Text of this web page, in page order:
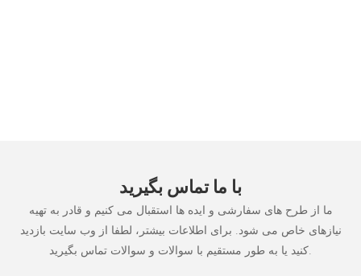
با ما تماس بگیرید
ما از طرح های سفارشی و ایده ها استقبال می کنیم و قادر به تهیه
نیازهای خاص می شود. برای اطلاعات بیشتر، لطفا از وب سایت بازدید